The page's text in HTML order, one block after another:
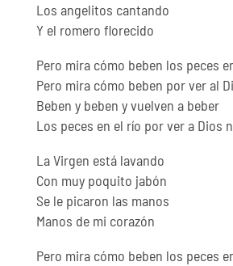
Los angelitos cantando
Y el romero florecido
Pero mira cómo beben los peces
Pero mira cómo beben por ver al
Beben y beben y vuelven a beber
Los peces en el río por ver a Dios
La Virgen está lavando
Con muy poquito jabón
Se le picaron las manos
Manos de mi corazón
Pero mira cómo beben los peces